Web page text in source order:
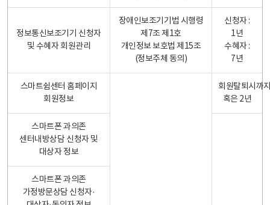
정보통신보조기기 신청자
및 수혜자 회원관리
장애인보조기기법 시행령
제7조 제1호
개인정보 보호법 제15조
(정보주체 동의)
신청자 :
1년
수혜자 :
7년
스마트쉼센터 홈페이지
회원정보
회원탈퇴시까
혹은 2년
스마트폰 과의존
센터내방상담 신청자 및
대상자 정보
스마트폰 과의존
가정방문상담 신청자·